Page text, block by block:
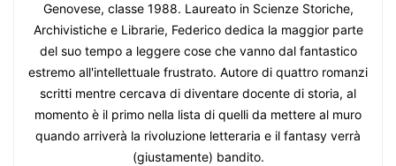
Genovese, classe 1988. Laureato in Scienze Storiche,
Archivistiche e Librarie, Federico dedica la maggior parte
del suo tempo a leggere cose che vanno dal fantastico
estremo all'intellettuale frustrato. Autore di quattro romanzi
scritti mentre cercava di diventare docente di storia, al
momento è il primo nella lista di quelli da mettere al muro
quando arriverà la rivoluzione letteraria e il fantasy verrà
(giustamente) bandito.